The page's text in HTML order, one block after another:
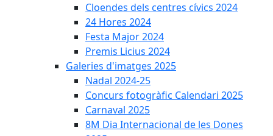
Cloendes dels centres cívics 2024
24 Hores 2024
Festa Major 2024
Premis Licius 2024
Galeries d'imatges 2025
Nadal 2024-25
Concurs fotogràfic Calendari 2025
Carnaval 2025
8M Dia Internacional de les Dones